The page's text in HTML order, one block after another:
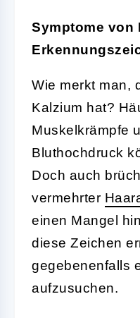
Symptome von
Wie merkt man,
Kalzium hat?
Muskelkrämpfe
Bluthochdruck
Doch auch
vermehrter
einen Mangel
diese Zeichen
gegebenenfalls
aufzusuchen.